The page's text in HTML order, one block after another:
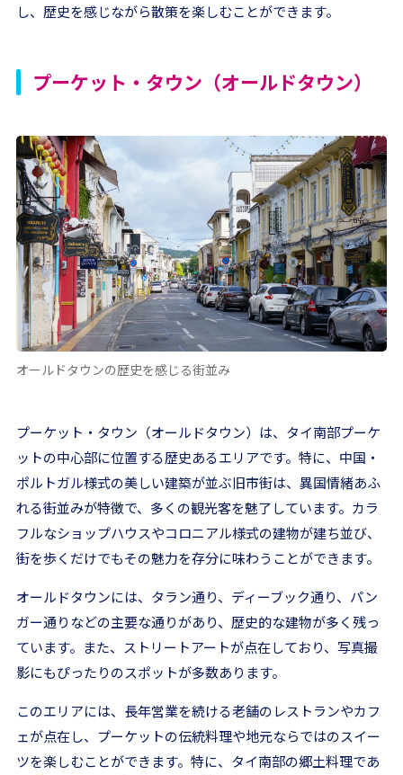
し、歴史を感じながら散策を楽しむことができます。
プーケット・タウン（オールドタウン）
オールドタウンの歴史を感じる街並み
プーケット・タウン（オールドタウン）は、タイ南部プーケ
ットの中心部に位置する歴史あるエリアです。特に、中国・
ポルトガル様式の美しい建築が並ぶ旧市街は、異国情緒あふ
れる街並みが特徴で、多くの観光客を魅了しています。カラ
フルなショップハウスやコロニアル様式の建物が建ち並び、
街を歩くだけでもその魅力を存分に味わうことができます。
オールドタウンには、タラン通り、ディーブック通り、パン
ガー通りなどの主要な通りがあり、歴史的な建物が多く残っ
ています。また、ストリートアートが点在しており、写真撮
影にもぴったりのスポットが多数あります。
このエリアには、長年営業を続ける老舗のレストランやカフ
ェが点在し、プーケットの伝統料理や地元ならではのスイー
ツを楽しむことができます。特に、タイ南部の郷土料理であ